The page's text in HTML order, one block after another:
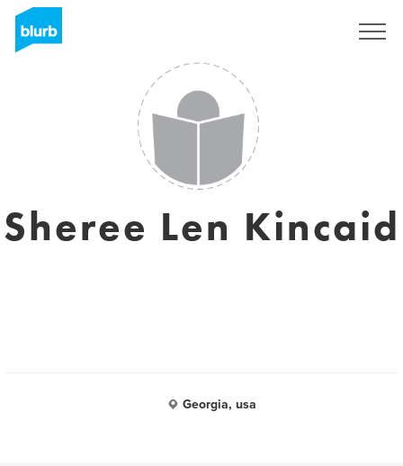
Sheree Len Kincaid
Georgia, usa